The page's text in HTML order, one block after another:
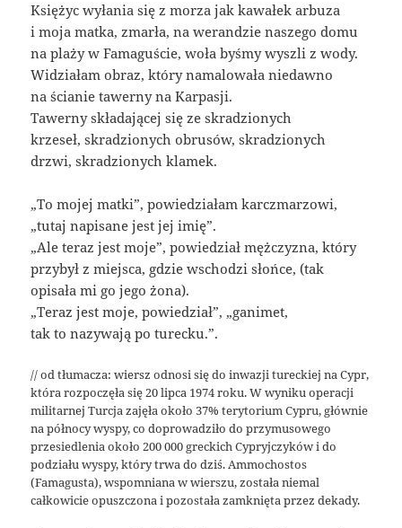
Księżyc wyłania się z morza jak kawałek arbuza
i moja matka, zmarła, na werandzie naszego domu
na plaży w Famaguście, woła byśmy wyszli z wody.
Widziałam obraz, który namalowała niedawno
na ścianie tawerny na Karpasji.
Tawerny składającej się ze skradzionych
krzeseł, skradzionych obrusów, skradzionych
drzwi, skradzionych klamek.
„To mojej matki”, powiedziałam karczmarzowi,
„tutaj napisane jest jej imię”.
„Ale teraz jest moje”, powiedział mężczyzna, który
przybył z miejsca, gdzie wschodzi słońce, (tak
opisała mi go jego żona).
„Teraz jest moje, powiedział”, „ganimet,
tak to nazywają po turecku.”.
// od tłumacza: wiersz odnosi się do inwazji tureckiej na Cypr,
która rozpoczęła się 20 lipca 1974 roku. W wyniku operacji
militarnej Turcja zajęła około 37% terytorium Cypru, głównie
na północy wyspy, co doprowadziło do przymusowego
przesiedlenia około 200 000 greckich Cypryjczyków i do
podziału wyspy, który trwa do dziś. Ammochostos
(Famagusta), wspomniana w wierszu, została niemal
całkowicie opuszczona i pozostała zamknięta przez dekady.